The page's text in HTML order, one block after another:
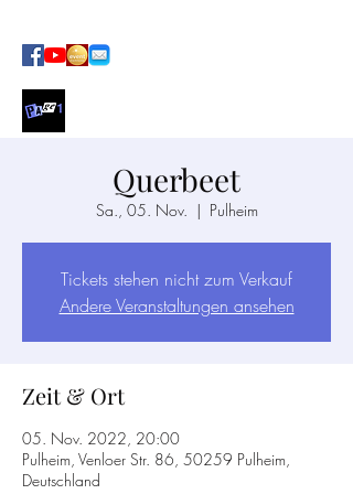
Querbeet
Sa., 05. Nov.
  |
Pulheim
Tickets stehen nicht zum Verkauf
Andere Veranstaltungen ansehen
Zeit & Ort
05. Nov. 2022, 20:00
Pulheim, Venloer Str. 86, 50259 Pulheim,
Deutschland